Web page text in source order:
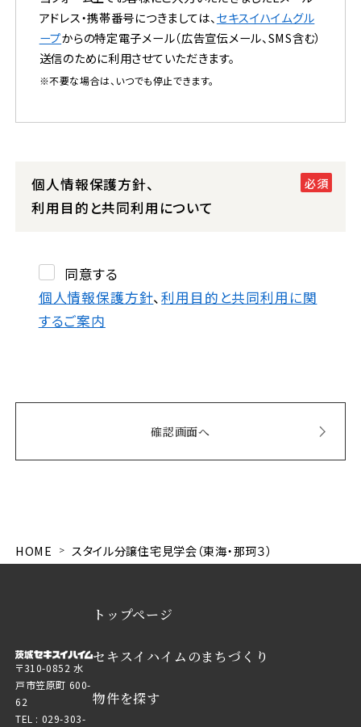
アドレス・携帯番号につきましては、セキスイハイムグル
ープからの特定電子メール（広告宣伝メール、SMS含む）
送信のために利用させていただきます。
※不要な場合は、いつでも停止できます。
個人情報保護方針、
利用目的と共同利用について
同意する
個人情報保護方針、利用目的と共同利用に関
するご案内
HOME スタイル分譲住宅見学会（東海・那珂３）
〒310-0852 水
戸市笠原町 600-
62
TEL : 029-303-
トップページ
セキスイハイムのまちづくり
物件を探す